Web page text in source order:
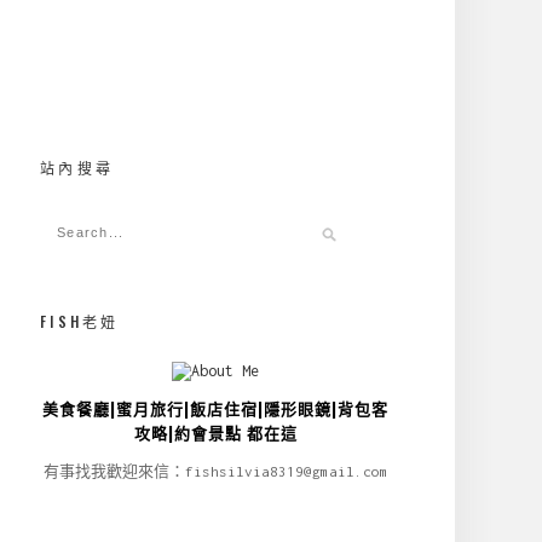
站內搜尋
FISH老妞
美食餐廳|蜜月旅行|飯店住宿|隱形眼鏡|背包客
攻略|約會景點 都在這
有事找我歡迎來信：fishsilvia8319@gmail.com